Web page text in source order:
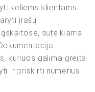
keliems klientams.
įrašų
suteikiama
kuriuos galima greitai
ir priskirti numerius